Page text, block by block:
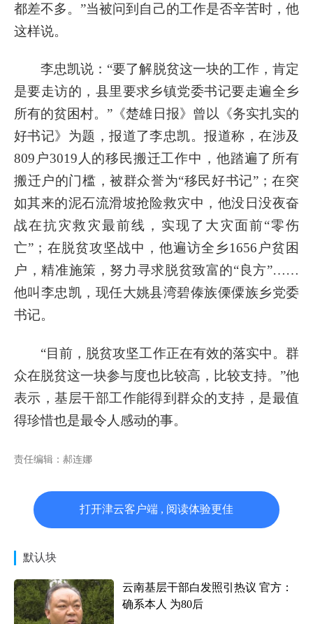
都差不多。”当被问到自己的工作是否辛苦时，他
这样说。
李忠凯说：“要了解脱贫这一块的工作，肯定
是要走访的，县里要求乡镇党委书记要走遍全乡
所有的贫困村。”《楚雄日报》曾以《务实扎实的
好书记》为题，报道了李忠凯。报道称，在涉及
809户3019人的移民搬迁工作中，他踏遍了所有
搬迁户的门槛，被群众誉为“移民好书记”；在突
如其来的泥石流滑坡抢险救灾中，他没日没夜奋
战在抗灾救灾最前线，实现了大灾面前“零伤
亡”；在脱贫攻坚战中，他遍访全乡1656户贫困
户，精准施策，努力寻求脱贫致富的“良方”……
他叫李忠凯，现任大姚县湾碧傣族傈僳族乡党委
书记。
“目前，脱贫攻坚工作正在有效的落实中。群
众在脱贫这一块参与度也比较高，比较支持。”他
表示，基层干部工作能得到群众的支持，是最值
得珍惜也是最令人感动的事。
责任编辑：郝连娜
打开津云客户端 , 阅读体验更佳
默认块
云南基层干部白发照引热议 官方：
确系本人 为80后